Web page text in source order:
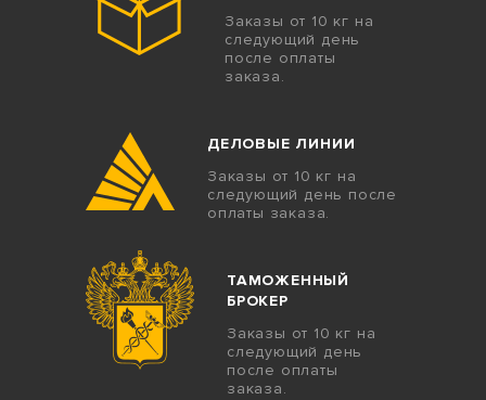
Заказы от 10 кг на
следующий день
после оплаты
заказа.
ДЕЛОВЫЕ ЛИНИИ
Заказы от 10 кг на
следующий день после
оплаты заказа.
ТАМОЖЕННЫЙ
БРОКЕР
Заказы от 10 кг на
следующий день
после оплаты
заказа.